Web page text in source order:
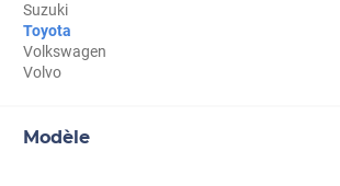
Dodge
Dongfeng
Eagle
Suzuki
Toyota
Volkswagen
Volvo
Modèle